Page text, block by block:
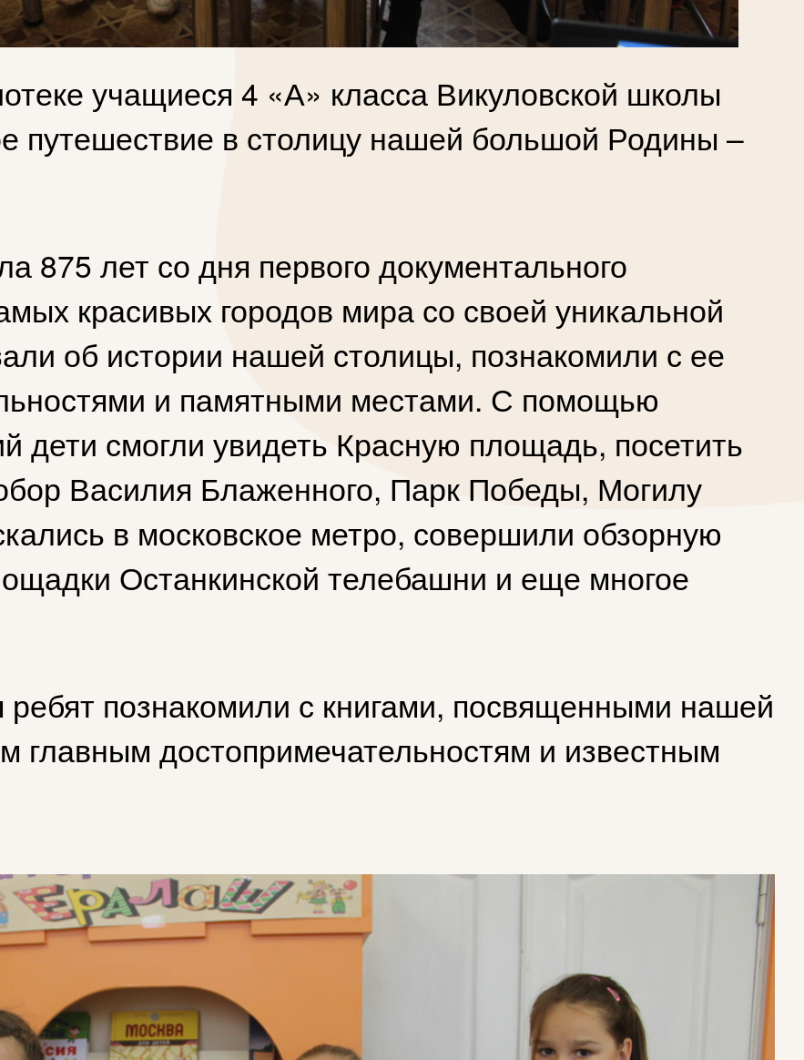
учащиеся 4 «А» класса Викуловской школы
путешествие в столицу нашей большой Родины –
875 лет со дня первого документального
красивых городов мира со своей уникальной
об истории нашей столицы, познакомили с ее
и памятными местами. С помощью
дети смогли увидеть Красную площадь, посетить
Василия Блаженного, Парк Победы, Могилу
в московское метро, совершили обзорную
Останкинской телебашни и еще многое
познакомили с книгами, посвященными нашей
главным достопримечательностям и известным